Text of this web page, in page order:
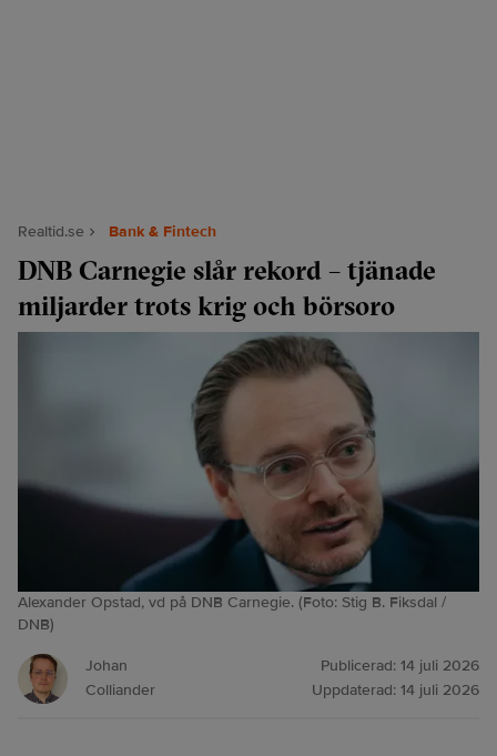
Realtid.se Bank & Fintech
DNB Carnegie slår rekord – tjänade
miljarder trots krig och börsoro
Alexander Opstad, vd på DNB Carnegie. (Foto: Stig B. Fiksdal /
DNB)
Johan
Colliander
Publicerad: 14 juli 2026
Uppdaterad: 14 juli 2026